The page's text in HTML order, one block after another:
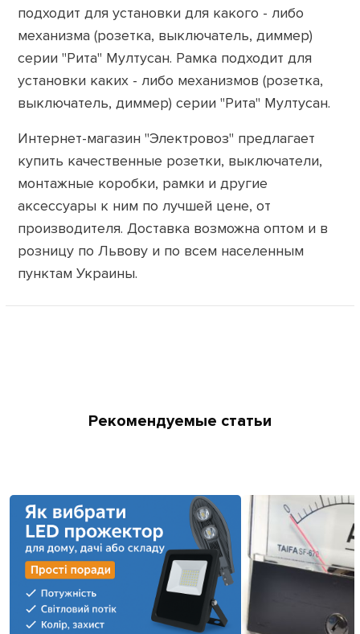
подходит для установки для какого - либо
механизма (розетка, выключатель, диммер)
серии "Рита" Мултусан. Рамка подходит для
установки каких - либо механизмов (розетка,
выключатель, диммер) серии "Рита" Мултусан.
Интернет-магазин "Электровоз" предлагает
купить качественные розетки, выключатели,
монтажные коробки, рамки и другие
аксессуары к ним по лучшей цене, от
производителя. Доставка возможна оптом и в
розницу по Львову и по всем населенным
пунктам Украины.
Рекомендуемые статьи